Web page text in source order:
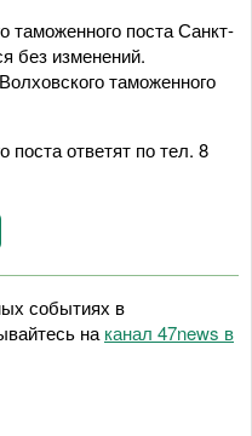
таможенного поста Санкт-
без изменений.
таможенного
поста ответят по тел. 8
событиях в
на канал 47news в